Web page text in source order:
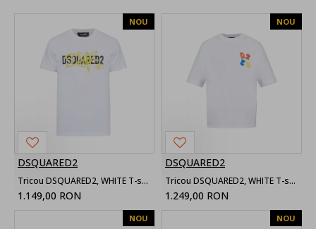
NOU
DSQUARED2
Tricou DSQUARED2, WHITE T-shirt with printed logo
1.149,00 RON
NOU
DSQUARED2
Tricou DSQUARED2, WHITE T-shirt with patch
1.249,00 RON
NOU NOU